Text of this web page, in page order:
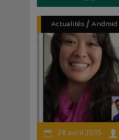
Actualités/ Android
28 avril 2015